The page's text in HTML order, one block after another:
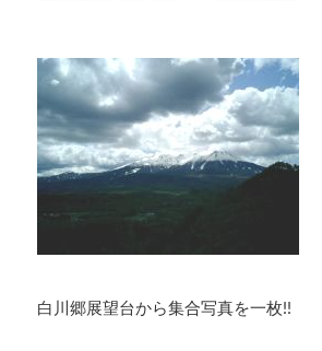
白川郷展望台から集合写真を一枚!!